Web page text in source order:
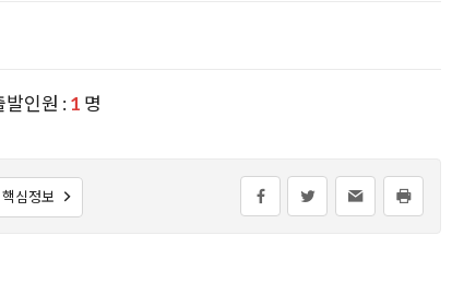
발인원 : 1 명
심정보